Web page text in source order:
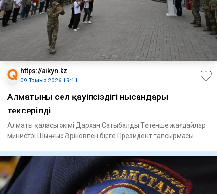
https://aikyn.kz
09 Тамыз 2026 19:11
Алматының сел қауіпсіздігі нысандары
тексерілді
Алматы қаласы әкімі Дархан Сатыбалды Төтенше жағдайлар
министрі Шыңғыс Әріновпен бірге Президент тапсырмасы